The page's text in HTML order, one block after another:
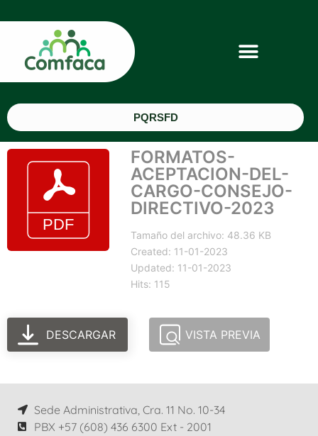
PQRSFD
FORMATOS-
ACEPTACION-DEL-
CARGO-CONSEJO-
DIRECTIVO-2023
Tamaño del archivo: 48.36 KB
Created: 11-01-2023
Updated: 11-01-2023
Hits: 115
DESCARGAR VISTA PREVIA
Sede Administrativa, Cra. 11 No. 10-34
PBX +57 (608) 436 6300 Ext - 2001